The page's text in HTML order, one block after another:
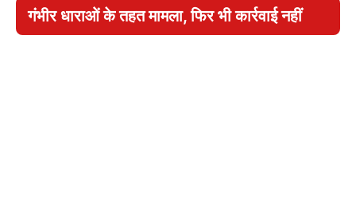
गंभीर धाराओं के तहत मामला, फिर भी कार्रवाई नहीं